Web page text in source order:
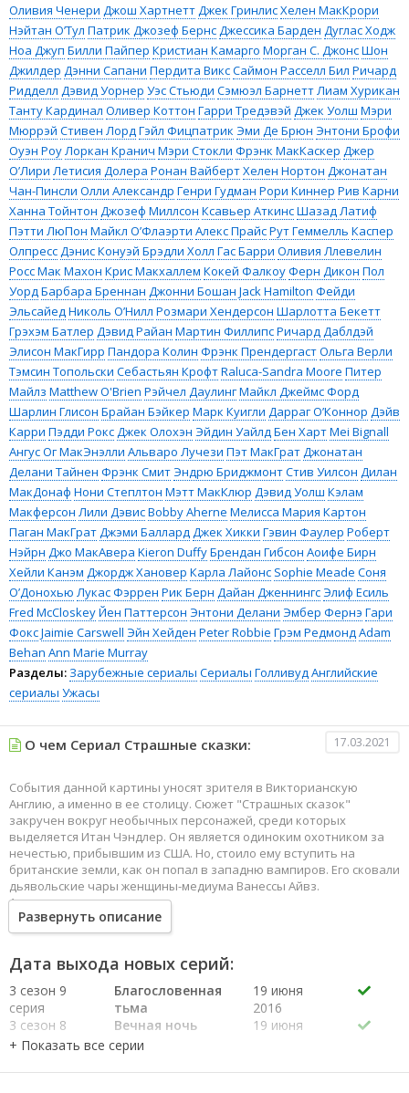
Оливия Ченери Джош ХартнеттДжек ГринлисХелен МакКрори
Нэйтан О’Тул Патрик Джозеф БернсДжессика Барден Дуглас Ходж
Ноа Джуп Билли Пайпер Кристиан Камарго Морган С. ДжонсШон
Джилдер Дэнни Сапани Пердита ВиксСаймон Расселл Бил Ричард
Ридделл Дэвид Уорнер Уэс Стьюди Сэмюэл БарнеттЛиам Хурикан
Танту Кардинал Оливер Коттон Гарри Тредэвэй Джек Уолш Мэри
Мюррэй Стивен ЛордГэйл Фицпатрик Эми Де Брюн Энтони Брофи
Оуэн РоуЛоркан Кранич Мэри Стокли Фрэнк МакКаскер Джер
О’Лири Летисия Долера Ронан ВайбертХелен Нортон Джонатан
Чан-Пинсли Олли Александр Генри Гудман Рори Киннер Рив Карни
Ханна Тойнтон Джозеф Миллсон Ксавьер АткинсШазад Латиф
Пэтти ЛюПон Майкл О’Флаэрти Алекс ПрайсРут Геммелль Каспер
ОлпрессДэнис Конуэй Брэдли Холл Гас Барри Оливия Ллевелин
Росс Мак Махон Крис Макхаллем Кокей ФалкоуФерн Дикон Пол
УордБарбара Бреннан Джонни Бошан Jack Hamilton Фейди
ЭльсайедНиколь О’Нилл Розмари Хендерсон Шарлотта Бекетт
Грэхэм Батлер Дэвид Райан Мартин ФиллипсРичард Даблдэй
Элисон МакГирр Пандора Колин Фрэнк ПрендергастОльга Верли
Тэмсин Топольски Себастьян КрофтRaluca-Sandra Moore Питер
Майлз Matthew O'Brien Рэйчел ДаулингМайкл Джеймс Форд
Шарлин Глисон Брайан Бэйкер Марк Куигли Дарраг О’Коннор Дэйв
Карри Пэдди РоксДжек Олохэн Эйдин УайлдБен ХартMei Bignall
Ангус Ог МакЭнэлли Альваро Лучези Пэт МакГратДжонатан
Делани Тайнен Фрэнк СмитЭндрю БриджмонтСтив Уилсон Дилан
МакДонаф Нони Степлтон Мэтт МакКлюр Дэвид Уолш Кэлам
Макферсон Лили ДэвисBobby Aherne Мелисса Мария Картон
Паган МакГратДжэми БаллардДжек Хикки Гэвин Фаулер Роберт
Нэйрн Джо МакАвера Kieron DuffyБрендан Гибсон Аоифе Бирн
Хейли Канэм Джордж Хановер Карла Лайонс Sophie Meade Соня
О’Донохью Лукас Фэррен Рик Берн Дайан ДженнингсЭлиф Есиль
Fred McCloskeyЙен Паттерсон Энтони Делани Эмбер Фернэ Гари
ФоксJaimie Carswell Эйн Хейден Peter Robbie Грэм РедмондAdam
Behan Ann Marie Murray
Разделы: Зарубежные сериалы Сериалы ГолливудАнглийские
сериалы Ужасы
О чем Сериал Страшные сказки: 17.03.2021
События данной картины уносят зрителя в Викторианскую
Англию, а именно в ее столицу. Сюжет "Страшных сказок"
закручен вокруг необычных персонажей, среди которых
выделяется Итан Чэндлер. Он является одиноким охотником за
нечестью, прибывшим из США. Но, стоило ему вступить на
британские земли, как он попал в западню вампиров. Его сковали
дьявольские чары женщины-медиума Ванессы Айвз.
А тем временем по городу разгуливают все представители
нечистой силы. Это прежде всего Дориан Грей, в котором явно
сидит не один демон. Здесь же можно встретить доктора
своими приближенными. И со всем этим многообразием нечисти
пытается вести борьбу легендарный Ван Хельсинг.
Развернуть описание
Дата выхода новых серий:
3 сезон 9
серия
Благословенная
тьма
19 июня
2016
3 сезон 8
серия
Вечная ночь
19 июня
серия
2016